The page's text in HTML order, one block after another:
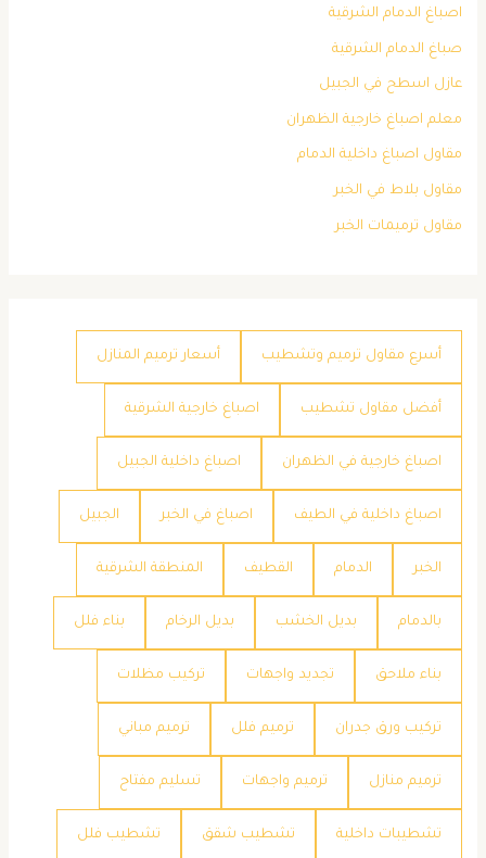
اصباغ الدمام الشرقية
صباغ الدمام الشرقية
عازل اسطح في الجبيل
معلم اصباغ خارجية الظهران
مقاول اصباغ داخلية الدمام
مقاول بلاط في الخبر
مقاول ترميمات الخبر
أسرع مقاول ترميم وتشطيب أسعار ترميم المنازل
أفضل مقاول تشطيب اصباغ خارجية الشرقية
اصباغ خارجية في الظهران اصباغ داخلية الجبيل
اصباغ داخلية في الطيف اصباغ في الخبر الجبيل
الخبر الدمام القطيف المنطقة الشرقية
بالدمام بديل الخشب بديل الرخام بناء فلل
بناء ملاحق تجديد واجهات تركيب مظلات
تركيب ورق جدران ترميم فلل ترميم مباني
ترميم منازل ترميم واجهات تسليم مفتاح
تشطيبات داخلية تشطيب شقق تشطيب فلل